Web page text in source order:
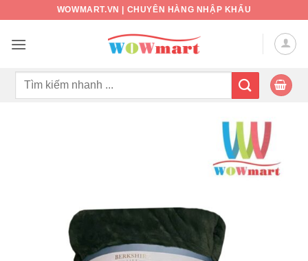
nội
WOWMART.VN | CHUYÊN HÀNG NHẬP KHẨU
Tìm